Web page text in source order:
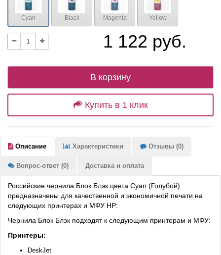
Cyan Black Magenta Yellow
1 122 руб.
В корзину
Купить в 1 клик
Описание Характеристики Отзывы (0)
Вопрос-ответ (0) Доставка и оплата
Российские чернила Блок Блэк цвета Cyan (Голубой)
предназначены для качественной и экономичной печати на
следующих принтерах и МФУ HP:
Чернила Блок Блэк подходят к следующим принтерам и МФУ:
Принтеры:
DeskJet